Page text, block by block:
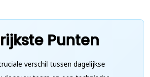
Punten
verschil tussen dagelijkse